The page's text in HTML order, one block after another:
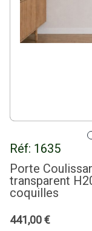
Réf: 1635
Porte
transparent
coquilles
441,00€